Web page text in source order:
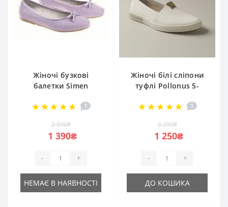
Жіночі бузкові
балетки Simen
з натуральної
фабрики
1
2 590₴
1 390₴
- +
НЕМАЄ В НАЯВНОСТІ
Жіночі білі сліпони
туфлі Pollonus 5-
натуральної шкіри
польської фабрики
1
3 290₴
1 250₴
- +
ДО КОШИКА